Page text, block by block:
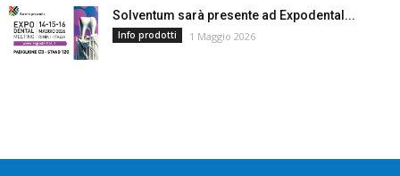
Solventum sarà presente ad Expodental...
Info prodotti 1 Maggio 2026